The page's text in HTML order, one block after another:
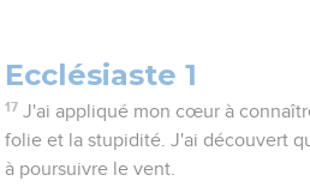
Ecclésiaste 1
17 J'ai appliqué mon cœur à
folie et la stupidité. J'ai découvert
à poursuivre le vent.